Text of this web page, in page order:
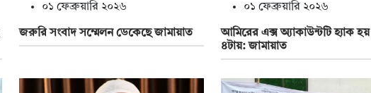
০১ ফেব্রুয়ারি ২০২৬
জরুরি সংবাদ সম্মেলন ডেকেছে জামায়াত
০১ ফেব্রুয়ারি ২০২৬
আমিরের এক্স অ্যাকাউন্টটি হ্যাক
৪টায়: জামায়াত